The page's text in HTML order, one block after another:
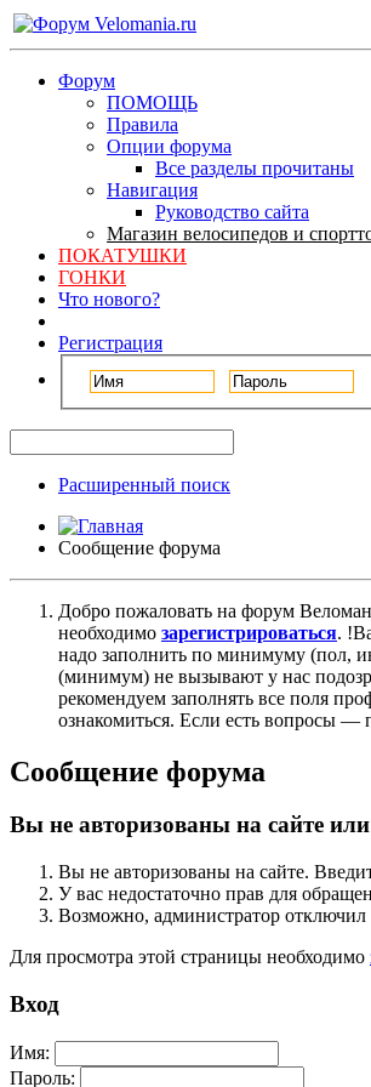
Форум
ПОМОЩЬ
Правила
Опции форума
Все разделы прочитаны
Навигация
Руководство сайта
Магазин велосипедов и
ПОКАТУШКИ
ГОНКИ
Что нового?
Регистрация
Расширенный поиск
Сообщение форума
Добро пожаловать на форум
необходимо зарегистрироваться.
надо заполнить по минимуму (пол,
(минимум) не вызывают у нас
рекомендуем заполнять все поля
ознакомиться. Если есть вопросы
Сообщение форума
Вы не авторизованы на сайте
Вы не авторизованы на сайте.
У вас недостаточно прав для
Возможно, администратор
Для просмотра этой страницы необходимо
Вход
Имя:
Пароль: